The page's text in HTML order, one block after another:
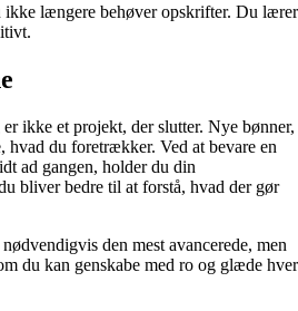
ikke længere behøver opskrifter. Du lærer
ikke et projekt, der slutter. Nye bønner,
hvad du foretrækker. Ved at bevare en
ad gangen, holder du din
bliver bedre til at forstå, hvad der gør
den mest avancerede, men
du kan genskabe med ro og glæde hver